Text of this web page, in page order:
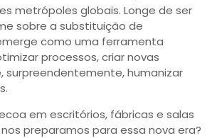
metrópoles globais. Longe de ser
sobre a substituição de
como uma ferramenta
processos, criar novas
surpreendentemente, humanizar
em escritórios, fábricas e salas
preparamos para essa nova era?